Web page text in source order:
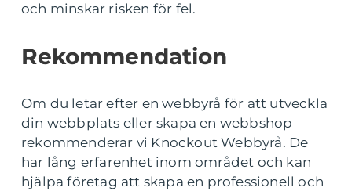
och minskar risken för fel.
Rekommendation
Om du letar efter en webbyrå för att utveckla
din webbplats eller skapa en webbshop
rekommenderar vi Knockout Webbyrå. De
har lång erfarenhet inom området och kan
hjälpa företag att skapa en professionell och